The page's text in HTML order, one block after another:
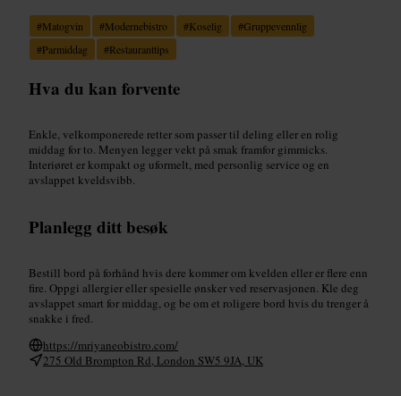
#Matogvin #Modernebistro #Koselig #Gruppevennlig
#Parmiddag #Restauranttips
Hva du kan forvente
Enkle, velkomponerede retter som passer til deling eller en rolig
middag for to. Menyen legger vekt på smak framfor gimmicks.
Interiøret er kompakt og uformelt, med personlig service og en
avslappet kveldsvibb.
Planlegg ditt besøk
Bestill bord på forhånd hvis dere kommer om kvelden eller er flere enn
fire. Oppgi allergier eller spesielle ønsker ved reservasjonen. Kle deg
avslappet smart for middag, og be om et roligere bord hvis du trenger å
snakke i fred.
https://mriyaneobistro.com/
275 Old Brompton Rd, London SW5 9JA, UK